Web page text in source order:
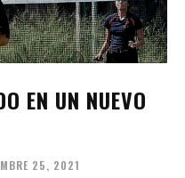
EN UN NUEVO
25, 2021